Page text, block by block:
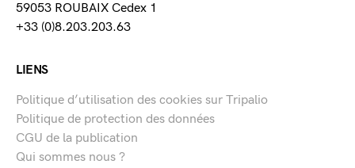
59053 ROUBAIX Cedex 1
+33 (0)8.203.203.63
LIENS
Politique d’utilisation des cookies sur Tripalio
Politique de protection des données
CGU de la publication
Qui sommes nous ?